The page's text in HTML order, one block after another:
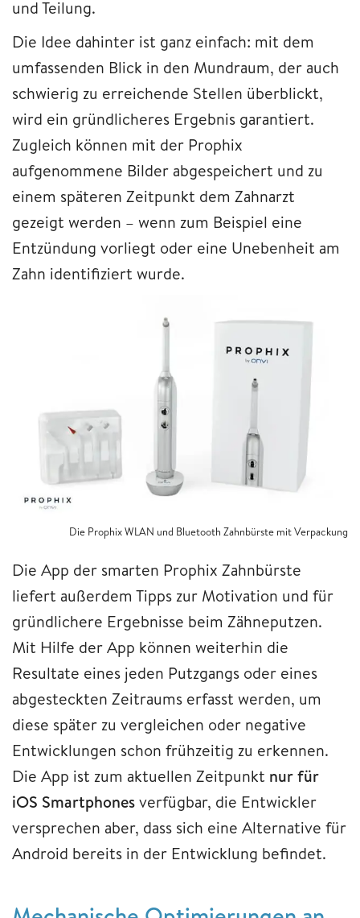
und Teilung.
Die Idee dahinter ist ganz einfach: mit dem
umfassenden Blick in den Mundraum, der auch
schwierig zu erreichende Stellen überblickt,
wird ein gründlicheres Ergebnis garantiert.
Zugleich können mit der Prophix
aufgenommene Bilder abgespeichert und zu
einem späteren Zeitpunkt dem Zahnarzt
gezeigt werden – wenn zum Beispiel eine
Entzündung vorliegt oder eine Unebenheit am
Zahn identifiziert wurde.
Die Prophix WLAN und Bluetooth Zahnbürste mit Verpackung
Die App der smarten Prophix Zahnbürste
liefert außerdem Tipps zur Motivation und für
gründlichere Ergebnisse beim Zähneputzen.
Mit Hilfe der App können weiterhin die
Resultate eines jeden Putzgangs oder eines
abgesteckten Zeitraums erfasst werden, um
diese später zu vergleichen oder negative
Entwicklungen schon frühzeitig zu erkennen.
Die App ist zum aktuellen Zeitpunkt nur für
iOS Smartphonesverfügbar, die Entwickler
versprechen aber, dass sich eine Alternative für
Android bereits in der Entwicklung befindet.